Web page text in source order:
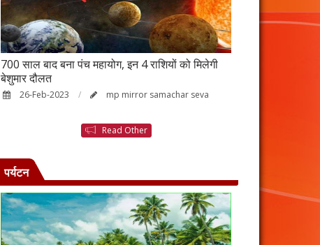
700 साल बाद बना पंच महायोग, इन 4 राशियों को मिलेगी
बेशुमार दौलत
26-Feb-2023 mp mirror samachar seva
Read Other
पर्यटन